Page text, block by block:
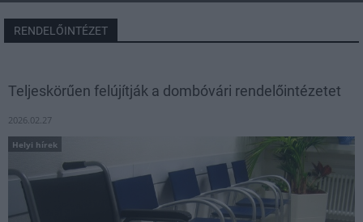
RENDELŐINTÉZET
Teljeskörűen felújítják a dombóvári rendelőintézetet
2026.02.27
Helyi hírek